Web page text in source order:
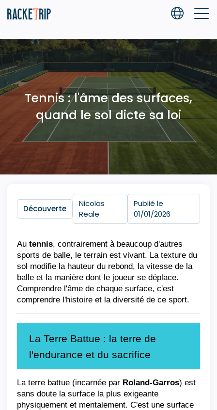
Tennis : l'âme des surfaces,
quand le sol dicte sa loi
Découverte
Nicolas
Reale
Publié le
01/01/2026
Au tennis, contrairement à beaucoup d'autres
sports de balle, le terrain est vivant. La texture du
sol modifie la hauteur du rebond, la vitesse de la
balle et la manière dont le joueur se déplace.
Comprendre l'âme de chaque surface, c'est
comprendre l'histoire et la diversité de ce sport.
La Terre Battue : la terre de
l'endurance et du sacrifice
La terre battue (incarnée par Roland-Garros) est
sans doute la surface la plus exigeante
physiquement et mentalement. C'est une surface